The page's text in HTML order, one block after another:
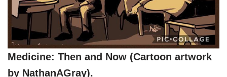
Medicine: Then and Now (Cartoon artwork
by NathanAGray).